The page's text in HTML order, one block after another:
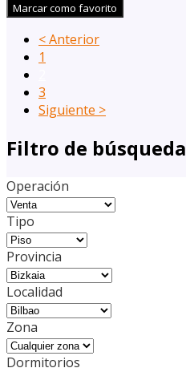
Marcar como favorito
< Anterior
1
3
Siguiente >
Filtro de búsqueda
Operación
Tipo
Provincia
Localidad
Zona
Dormitorios